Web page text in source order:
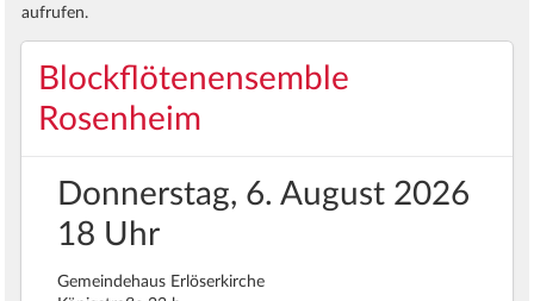
aufrufen.
Blockflötenensemble
Rosenheim
Donnerstag, 6. August 2026
18 Uhr
Gemeindehaus Erlöserkirche